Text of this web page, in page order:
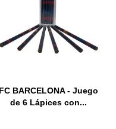
FC BARCELONA - Juego
de 6 Lápices con...